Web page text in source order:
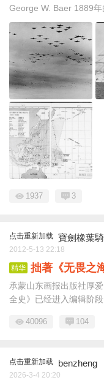
George W. Baer 1889年
1937 3
点击重新加载 寶劍橡葉
2012-5-13 22:18
精华 拙著《无畏之
承蒙山东画报出版社厚
全史》已经进入编辑阶段
40096 104
点击重新加载 benzheng
2026-3-4 20:20